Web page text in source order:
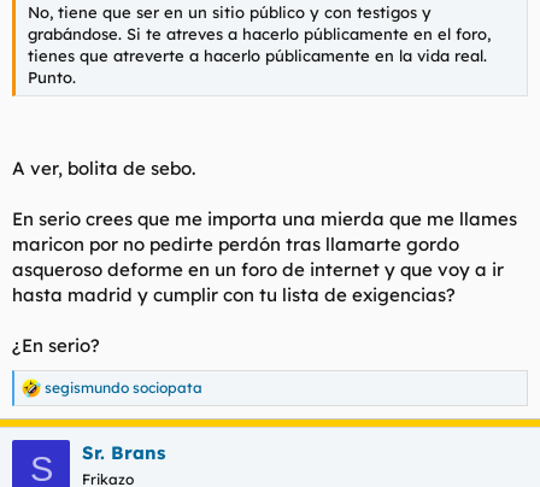
No, tiene que ser en un sitio público y con testigos y
grabándose. Si te atreves a hacerlo públicamente en el foro,
tienes que atreverte a hacerlo públicamente en la vida real.
Punto.
A ver, bolita de sebo.
En serio crees que me importa una mierda que me llames
maricon por no pedirte perdón tras llamarte gordo
asqueroso deforme en un foro de internet y que voy a ir
hasta madrid y cumplir con tu lista de exigencias?
¿En serio?
R
e
a
segismundo sociopata
S Sr. Brans
Frikazo